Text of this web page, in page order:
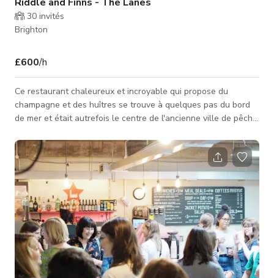
30 invités
Brighton
£600/h
Ce restaurant chaleureux et incroyable qui propose du
champagne et des huîtres se trouve à quelques pas du bord
de mer et était autrefois le centre de l'ancienne ville de pêche
meilleurs fruits de mer de Brighton. Les rues étroites sont
remplies de visiteurs profitant de ses boutiques de bijoux
indépendantes, cafés, pubs traditionnels et une grande
variété de restaurants. Veuillez contacter l'hôte pour des
tarifs personnalisés